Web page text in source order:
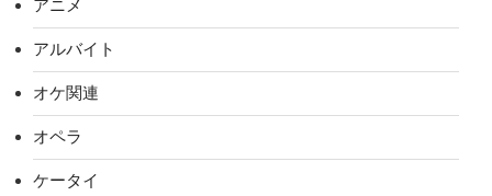
アニメ
アルバイト
オケ関連
オペラ
ケータイ